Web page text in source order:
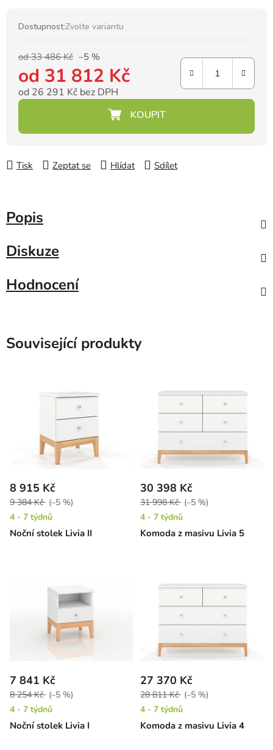
Dostupnost:Zvolte variantu
od 33 486 Kč –5 %
od 31 812 Kč
od 26 291 Kč bez DPH
Měrná cena:
Tisk Zeptat se Hlídat Sdílet
Popis
Diskuze
Hodnocení
Související produkty
Noční stolek Livia II
8 915 Kč
9 384 Kč (–5 %)
4 - 7 týdnů
Komoda z masivu Livia 5
30 398 Kč
31 998 Kč (–5 %)
4 - 7 týdnů
Noční stolek Livia I
7 841 Kč
8 254 Kč (–5 %)
4 - 7 týdnů
Komoda z masivu Livia 4
27 370 Kč
28 811 Kč (–5 %)
4 - 7 týdnů